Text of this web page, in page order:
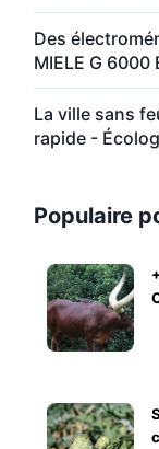
Des
MIELE G
La ville sans
rapide -
Populaire